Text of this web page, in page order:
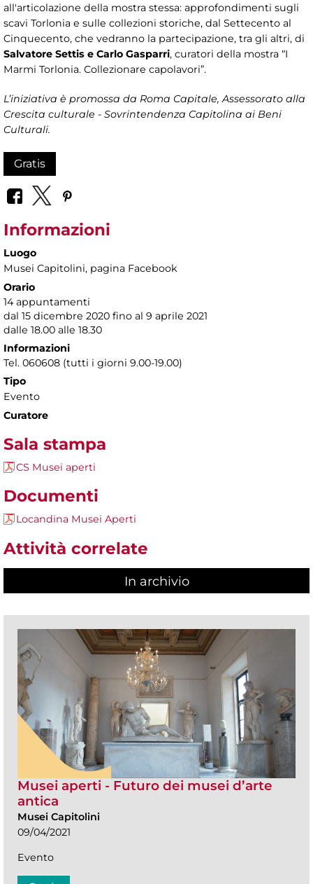
all'articolazione della mostra stessa: approfondimenti sugli
scavi Torlonia e sulle collezioni storiche, dal Settecento al
Cinquecento, che vedranno la partecipazione, tra gli altri, di
Salvatore Settis e Carlo Gasparri, curatori della mostra “I
Marmi Torlonia. Collezionare capolavori”.
L’iniziativa è promossa da Roma Capitale, Assessorato alla
Crescita culturale - Sovrintendenza Capitolina ai Beni
Culturali.
Gratis
Informazioni
Luogo
Musei Capitolini, pagina Facebook
Orario
14 appuntamenti
dal 15 dicembre 2020 fino al 9 aprile 2021
dalle 18.00 alle 18.30
Informazioni
Tel. 060608 (tutti i giorni 9.00-19.00)
Tipo
Evento
Curatore
Sala stampa
CS Musei aperti
Documenti
Locandina Musei Aperti
Attività correlate
In archivio
Musei aperti - Futuro dei musei d’arte
antica
Musei Capitolini
09/04/2021
Evento